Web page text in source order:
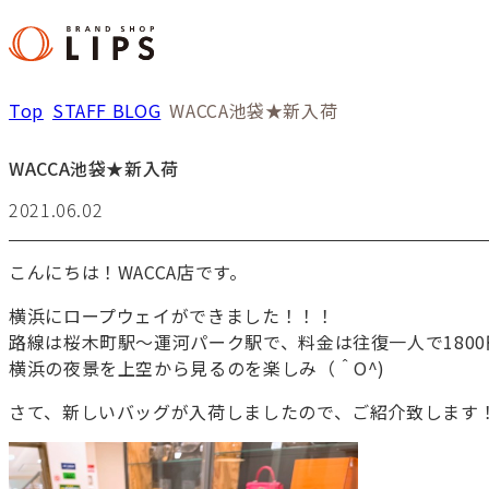
Top STAFF BLOG WACCA池袋★新入荷
WACCA池袋★新入荷
2021.06.02
こんにちは！WACCA店です。
横浜にロープウェイができました！！！
路線は桜木町駅～運河パーク駅で、料金は往復一人で1800
横浜の夜景を上空から見るのを楽しみ（＾O^)
さて、新しいバッグが入荷しましたので、ご紹介致します！